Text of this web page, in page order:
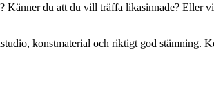
du att du vill träffa likasinnade? Eller
konstmaterial och riktigt god stämning.